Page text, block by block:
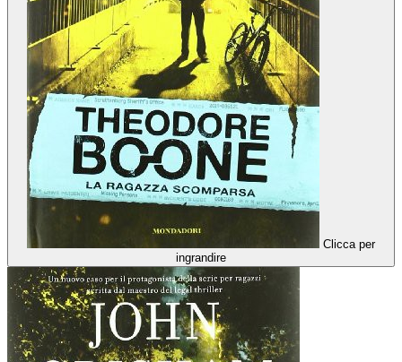
Clicca per
ingrandire